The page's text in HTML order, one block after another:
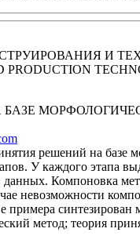
И
решений на базе
У каждого этапа
Компоновка
невозможности
примера
метод; теория